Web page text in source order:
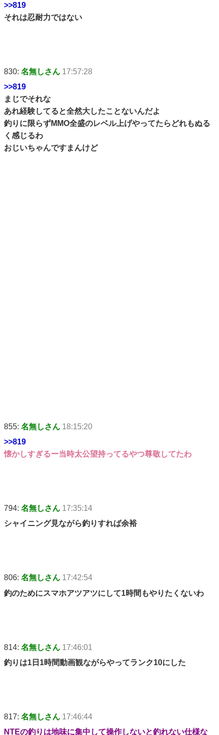
>>819
それは忍耐力ではない
830: 名無しさん 17:57:28
>>819
まじでそれな
あれ経験してると全然大したことないんだよ
釣りに限らずMMO全盛のレベル上げやってたらどれもぬる
く感じるわ
おじいちゃんですまんけど
855: 名無しさん 18:15:20
>>819
懐かしすぎるー当時太公望持ってるやつ尊敬してたわ
794: 名無しさん 17:35:14
シャイニング見ながら釣りすれば余裕
806: 名無しさん 17:42:54
釣のためにスマホアツアツにして1時間もやりたくないわ
814: 名無しさん 17:46:01
釣りは1日1時間動画観ながらやってランク10にした
817: 名無しさん 17:46:44
NTEの釣りは地味に集中して操作しないと釣れない仕様な